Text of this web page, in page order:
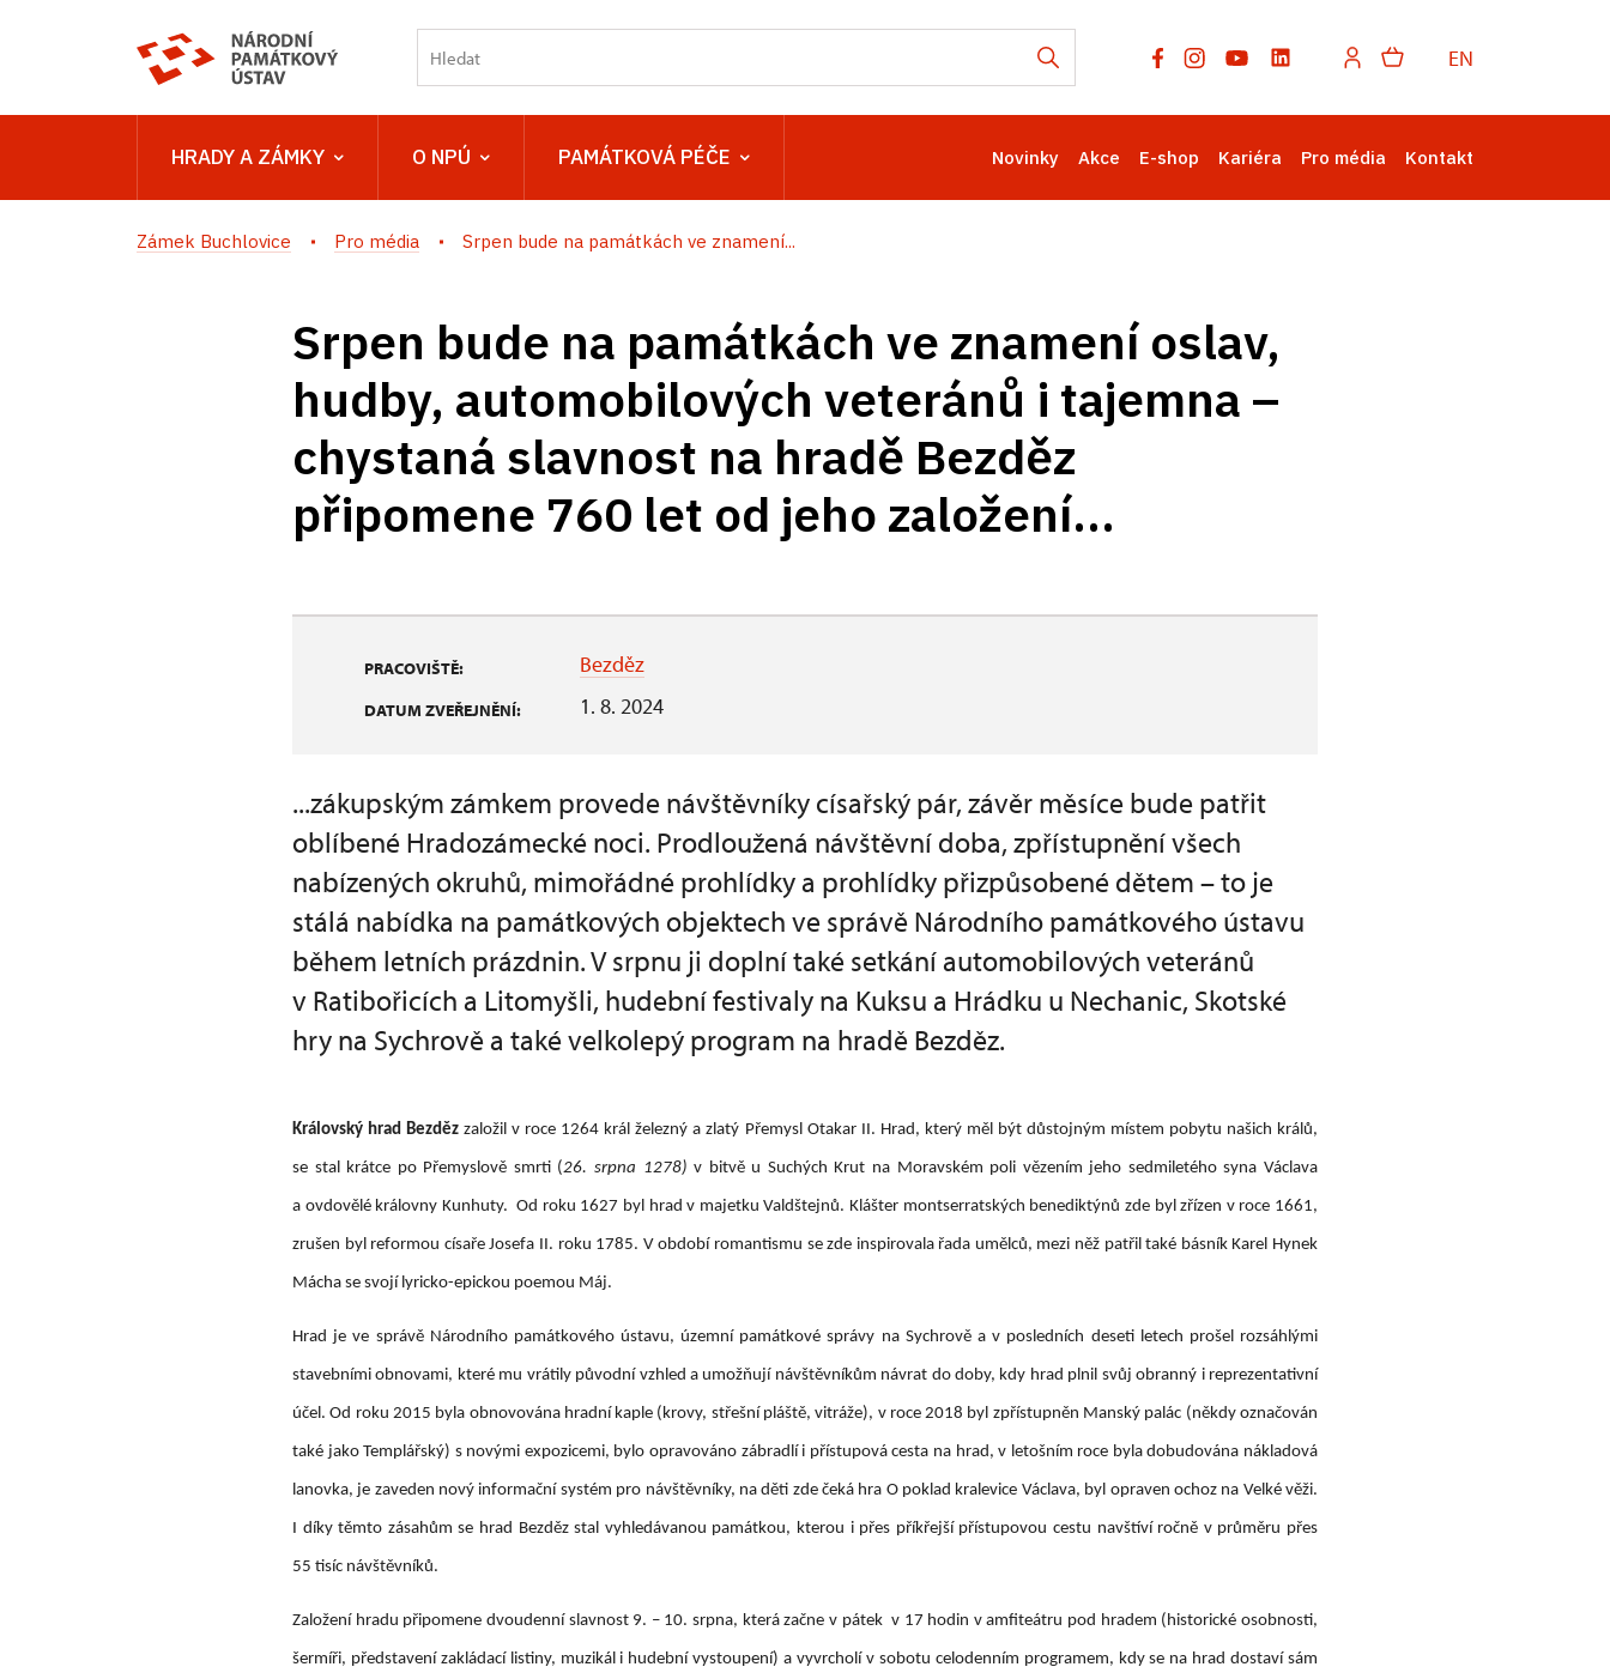
EN
HRADY A ZÁMKY O NPÚ PAMÁTKOVÁ PÉČE Novinky Akce E-shop Kariéra Pro média Kontakt
Zámek Buchlovice Pro média Srpen bude na památkách ve znamení...
Srpen bude na památkách ve znamení oslav,
hudby, automobilových veteránů i tajemna –
chystaná slavnost na hradě Bezděz
připomene 760 let od jeho založení...
PRACOVIŠTĚ: Bezděz
DATUM ZVEŘEJNĚNÍ: 1. 8. 2024
...zákupským zámkem provede návštěvníky císařský pár, závěr měsíce bude patřit
oblíbené Hradozámecké noci. Prodloužená návštěvní doba, zpřístupnění všech
nabízených okruhů, mimořádné prohlídky a prohlídky přizpůsobené dětem – to je
stálá nabídka na památkových objektech ve správě Národního památkového ústavu
během letních prázdnin. V srpnu ji doplní také setkání automobilových veteránů
v Ratibořicích a Litomyšli, hudební festivaly na Kuksu a Hrádku u Nechanic, Skotské
hry na Sychrově a také velkolepý program na hradě Bezděz.
Královský hrad Bezděz založil v roce 1264 král železný a zlatý Přemysl Otakar II. Hrad, který měl být důstojným místem pobytu našich králů,
se stal krátce po Přemyslově smrti (26. srpna 1278)v bitvě u Suchých Krut na Moravském poli vězením jeho sedmiletého syna Václava
a ovdovělé královny Kunhuty. Od roku 1627 byl hrad v majetku Valdštejnů. Klášter montserratských benediktýnů zde byl zřízen v roce 1661,
zrušen byl reformou císaře Josefa II. roku 1785. V období romantismu se zde inspirovala řada umělců, mezi něž patřil také básník Karel Hynek
Mácha se svojí lyricko-epickou poemou Máj.
Hrad je ve správě Národního památkového ústavu, územní památkové správy na Sychrově a v posledních deseti letech prošel rozsáhlými
stavebními obnovami, které mu vrátily původní vzhled a umožňují návštěvníkům návrat do doby, kdy hrad plnil svůj obranný i reprezentativní
účel. Od roku 2015 byla obnovována hradní kaple (krovy, střešní pláště, vitráže), v roce 2018 byl zpřístupněn Manský palác (někdy označován
také jako Templářský) s novými expozicemi, bylo opravováno zábradlí i přístupová cesta na hrad, v letošním roce byla dobudována nákladová
lanovka, je zaveden nový informační systém pro návštěvníky, na děti zde čeká hra O poklad kralevice Václava, byl opraven ochoz na Velké věži.
I díky těmto zásahům se hrad Bezděz stal vyhledávanou památkou, kterou i přes příkřejší přístupovou cestu navštíví ročně v průměru přes
55 tisíc návštěvníků.
Založení hradu připomene dvoudenní slavnost 9. – 10. srpna, která začne v pátek v 17 hodin v amfiteátru pod hradem (historické osobnosti,
šermíři, představení zakládací listiny, muzikál i hudební vystoupení) a vyvrcholí v sobotu celodenním programem, kdy se na hrad dostaví sám